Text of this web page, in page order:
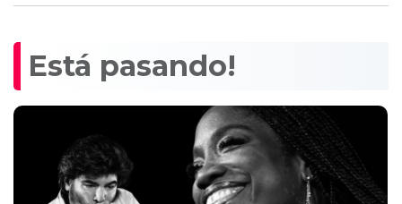
Está pasando!